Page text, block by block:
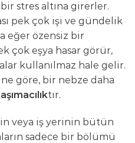
stres altına girerler.
pek çok işi ve gündelik
eğer özensiz bir
çok eşya hasar görür,
kullanılmaz hale gelir.
göre, bir nebze daha
tır.
veya iş yerinin bütün
sadece bir bölümü